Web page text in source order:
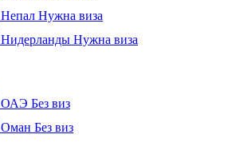
Непал Нужна виза
Нидерланды Нужна виза
ОАЭ Без виз
Оман Без виз